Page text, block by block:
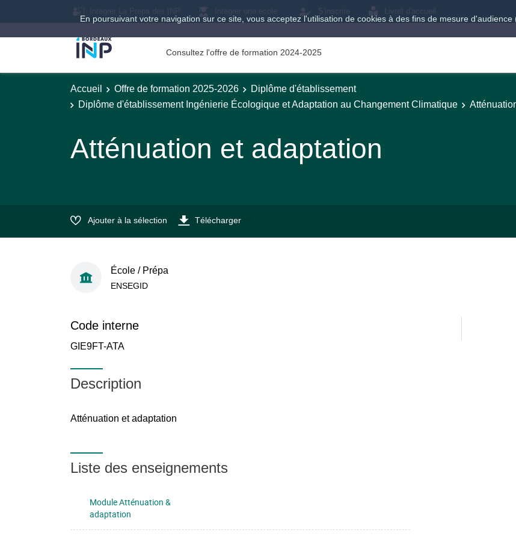
En poursuivant votre navigation sur ce site, vous acceptez l'utilisation de cookies à des fins de mesure d'audience
Intégrer La Prépa des INP Intégrer une école S'inscrire Livret d'accueil
Consultez l'offre de formation 2024-2025
Accueil Offre de formation 2025-2026
Diplôme d'établissement
Diplôme d'établissement Ingénierie Écologique et Adaptation au Changement Climatique
Atténuation et adaptation
Ajouter à la sélection Télécharger
École / Prépa
ENSEGID
Code interne
GIE9FT-ATA
Description
Atténuation et adaptation
Liste des enseignements
Module Atténuation &
adaptation